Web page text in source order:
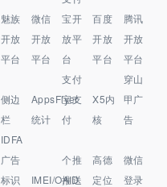
魅族
开放
平台
微信
开放
平台
宝开
放平
台
百度
开放
平台
腾讯
开放
平台
侧边
栏
AppsFlyer
统计
支付
宝支
付
X5内
核
穿山
甲广
告
IDFA
广告
标识
IMEI/OAID
个推
推送
高德
定位
微信
登录